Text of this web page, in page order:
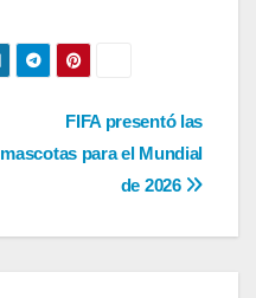
FIFA presentó las
mascotas para el Mundial
de 2026